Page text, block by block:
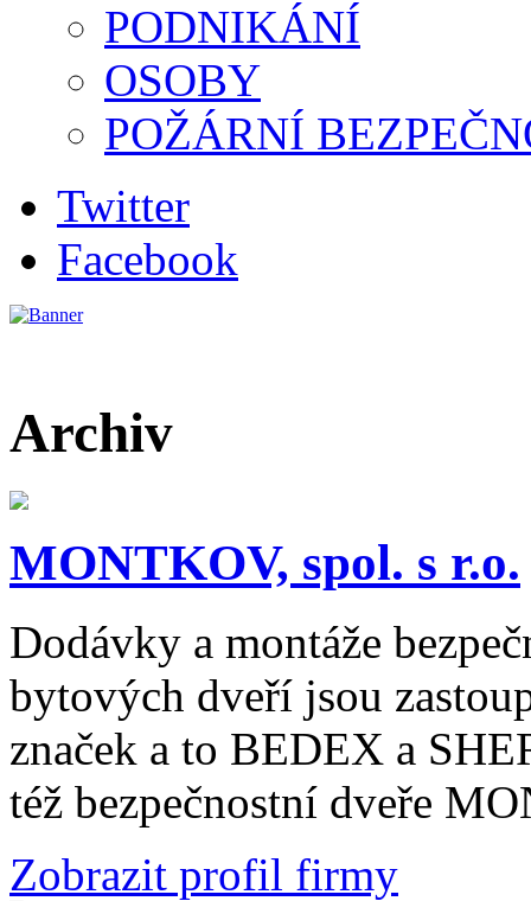
PODNIKÁNÍ
OSOBY
POŽÁRNÍ
Twitter
Facebook
Archiv
MONTKOV, spol. s r.o.
Dodávky a montáže
bytových dveří jsou
značek a to BEDEX a
též bezpečnostní dveře
Zobrazit profil firmy